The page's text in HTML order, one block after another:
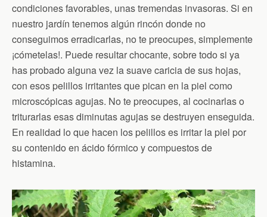
condiciones favorables, unas tremendas invasoras. Si en
nuestro jardín tenemos algún rincón donde no
conseguimos erradicarlas, no te preocupes, simplemente
¡cómetelas!. Puede resultar chocante, sobre todo si ya
has probado alguna vez la suave caricia de sus hojas,
con esos pelillos irritantes que pican en la piel como
microscópicas agujas. No te preocupes, al cocinarlas o
triturarlas esas diminutas agujas se destruyen enseguida.
En realidad lo que hacen los pelillos es irritar la piel por
su contenido en ácido fórmico y compuestos de
histamina.